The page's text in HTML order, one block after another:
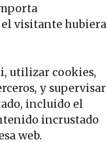
el visitante hubiera
utilizar cookies,
y supervisar
incluido el
incrustado
web.